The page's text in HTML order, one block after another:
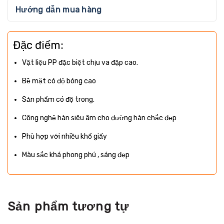
Hướng dẫn mua hàng
Đặc điểm:
Vật liệu PP đặc biệt chịu va đập cao.
Bề mặt có độ bóng cao
Sản phẩm có độ trong.
Công nghệ hàn siêu âm cho đường hàn chắc đẹp
Phù hợp với nhiều khổ giấy
Màu sắc khá phong phú , sáng đẹp
Sản phẩm tương tự